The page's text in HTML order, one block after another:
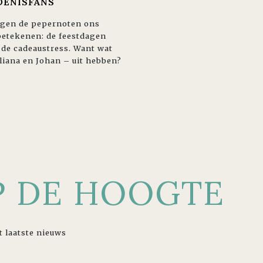
de pepernoten ons
de feestdagen
cadeaustress. Want wat
en Johan – uit hebben?
DE HOOGTE
laatste nieuws